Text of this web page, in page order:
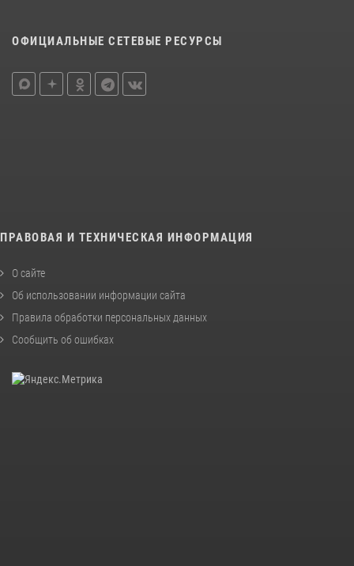
ОФИЦИАЛЬНЫЕ СЕТЕВЫЕ РЕСУРСЫ
ПРАВОВАЯ И ТЕХНИЧЕСКАЯ ИНФОРМАЦИЯ
О сайте
Об использовании информации сайта
Правила обработки персональных данных
Сообщить об ошибках